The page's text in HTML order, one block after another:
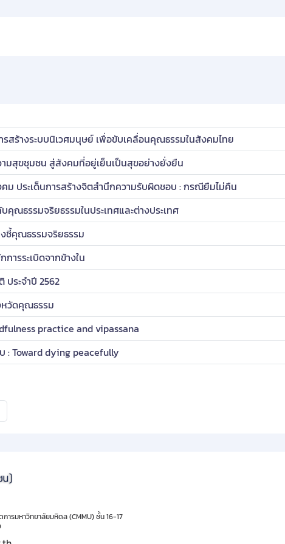
สร้างระบบนิเวศมนุษย์ เพื่อขับเคลื่อนคุณธรรมในสังคมไทย
ามสุขชุมชน สู่สังคมที่อยู่เย็นเป็นสุขอย่างยั่งยืน
ม ประเด็นการสร้างจิตสำนึกความรับผิดชอบ : กรณียืมไม่คืน
คุณธรรมจริยธรรมในประเทศและต่างประเทศ
งชี้คุณธรรมจริยธรรม
ารระเบิดจากข้างใน
ประจำปี 2562
หวัดคุณธรรม
practice and vipassana
: Toward dying peacefully
ารมหาวิทยาลัยมหิดล (CMMU) ชั้น 16-17